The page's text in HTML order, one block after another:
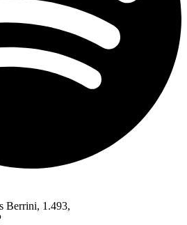
Berrini, 1.493,